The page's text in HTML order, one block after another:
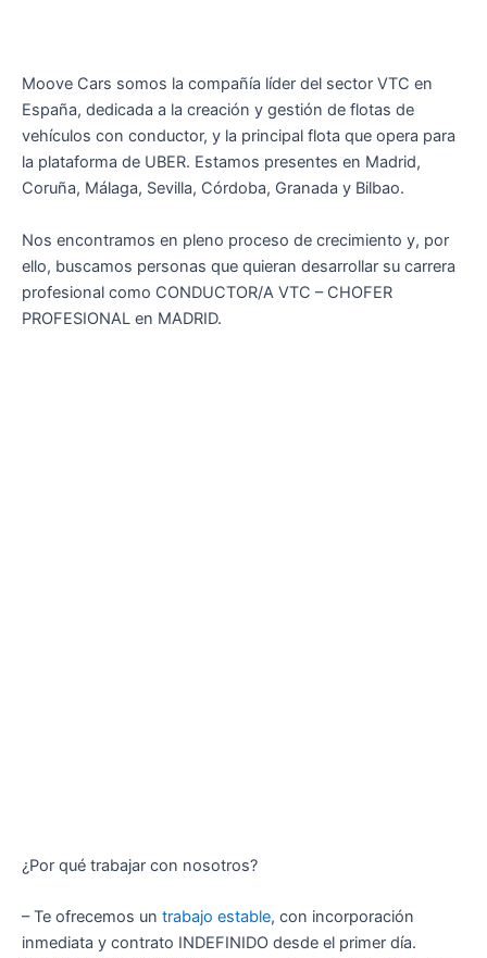
Moove Cars somos la compañía líder del sector VTC en
España, dedicada a la creación y gestión de flotas de
vehículos con conductor, y la principal flota que opera para
la plataforma de UBER. Estamos presentes en Madrid,
Coruña, Málaga, Sevilla, Córdoba, Granada y Bilbao.
Nos encontramos en pleno proceso de crecimiento y, por
ello, buscamos personas que quieran desarrollar su carrera
profesional como CONDUCTOR/A VTC – CHOFER
PROFESIONAL en MADRID.
¿Por qué trabajar con nosotros?
– Te ofrecemos un trabajo estable, con incorporación
inmediata y contrato INDEFINIDO desde el primer día.